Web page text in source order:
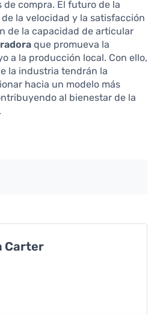
de compra. El futuro de la
la velocidad y la satisfacción
de la capacidad de articular
que promueva la
a la producción local. Con ello,
la industria tendrán la
hacia un modelo más
al bienestar de la
Carter